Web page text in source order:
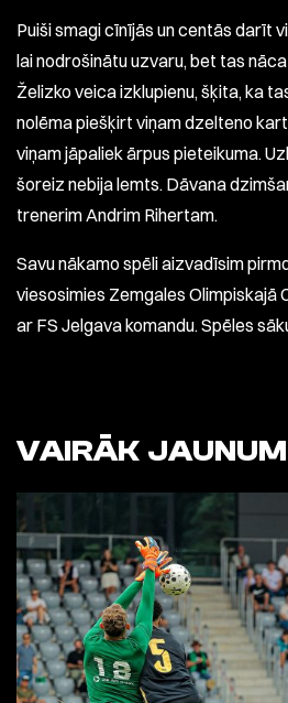
Puiši smagi cīnījās un centās darīt
lai nodrošinātu uzvaru, bet tas
Želizko veica izklupienu, šķita, ka
nolēma piešķirt viņam dzelteno
viņam jāpaliek ārpus pieteikuma.
šoreiz nebija lemts. Dāvana
trenerim Andrim Rihertam.
Savu nākamo spēli aizvadīsim
viesosimies Zemgales Olimpiskajā
ar FS Jelgava komandu. Spēles
VAIRĀK